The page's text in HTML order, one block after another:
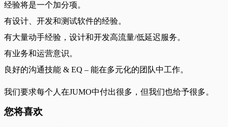
经验将是一个加分项。
有设计、开发和测试软件的经验。
有大量动手经验，设计和开发高流量/低延迟服务。
有业务和运营意识。
良好的沟通技能 & EQ – 能在多元化的团队中工作。
我们要求每个人在JUMO中付出很多，但我们也给予很多。
您将喜欢